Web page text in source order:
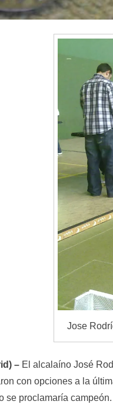
Jose
– El alcalaíno José
con opciones a la
se proclamaría